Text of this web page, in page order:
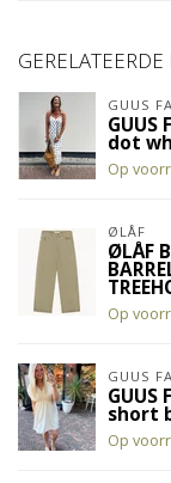
GUUS
dot
Op
ØLÅF
ØLÅF
Op
GUUS
short
Op